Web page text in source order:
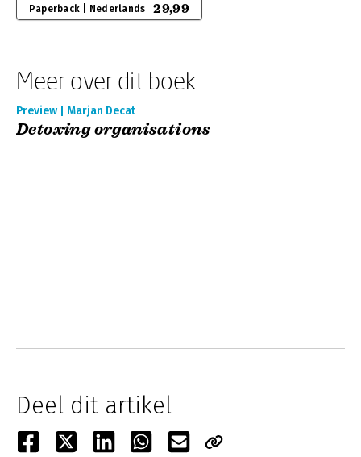
Paperback | Nederlands 29,99
Meer over dit boek
Preview | Marjan Decat
Detoxing organisations
Deel dit artikel